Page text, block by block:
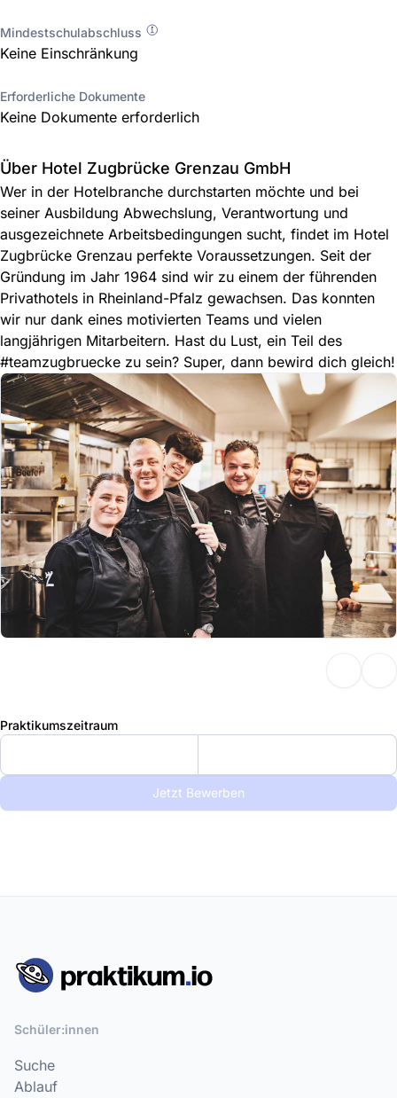
Mindestschulabschluss
Keine Einschränkung
Erforderliche Dokumente
Keine Dokumente erforderlich
Über Hotel Zugbrücke Grenzau GmbH
Wer in der Hotelbranche durchstarten möchte und bei
seiner Ausbildung Abwechslung, Verantwortung und
ausgezeichnete Arbeitsbedingungen sucht, findet im Hotel
Zugbrücke Grenzau perfekte Voraussetzungen. Seit der
Gründung im Jahr 1964 sind wir zu einem der führenden
Privathotels in Rheinland-Pfalz gewachsen. Das konnten
wir nur dank eines motivierten Teams und vielen
langjährigen Mitarbeitern. Hast du Lust, ein Teil des
#teamzugbruecke zu sein? Super, dann bewird dich gleich!
Praktikumszeitraum
Jetzt Bewerben
Schüler:innen
Suche
Ablauf